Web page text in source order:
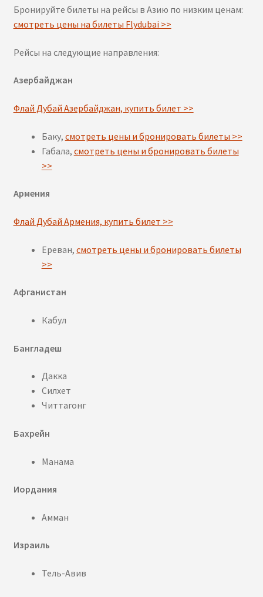
Бронируйте билеты на рейсы в Азию по низким ценам:
смотреть цены на билеты Flydubai >>
Рейсы на следующие направления:
Азербайджан
Флай Дубай Азербайджан, купить билет >>
Баку, смотреть цены и бронировать билеты >>
Габала, смотреть цены и бронировать билеты
>>
Армения
Флай Дубай Армения, купить билет >>
Ереван, смотреть цены и бронировать билеты
>>
Афганистан
Кабул
Бангладеш
Дакка
Силхет
Читтагонг
Бахрейн
Манама
Иордания
Амман
Израиль
Тель-Авив